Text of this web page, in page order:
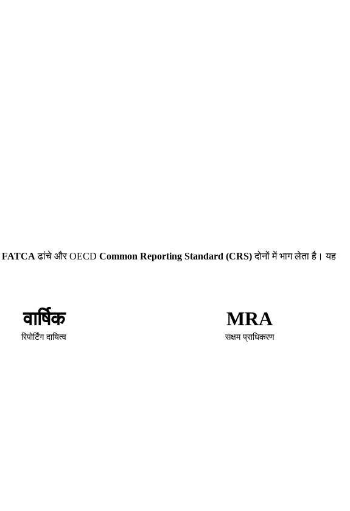
FATCA ढांचे और OECD Common Reporting Standard (CRS)दोनों में भाग लेता है। यह
वार्षिक
रिपोर्टिंग दायित्व
MRA
सक्षम प्राधिकरण